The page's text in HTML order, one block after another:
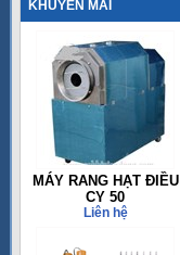
KHUYẾN MÃI
MÁY RANG HẠT ĐIỀU
CY 50
Liên hệ